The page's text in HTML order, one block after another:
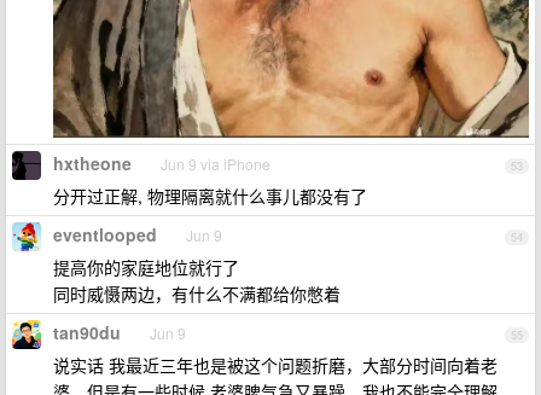
53
hxtheone Jun 9 via iPhone
分开过正解, 物理隔离就什么事儿都没有了
54
eventlooped Jun 9
提高你的家庭地位就行了
同时威慑两边，有什么不满都给你憋着
55
tan90du Jun 9
说实话 我最近三年也是被这个问题折磨，大部分时间向着老